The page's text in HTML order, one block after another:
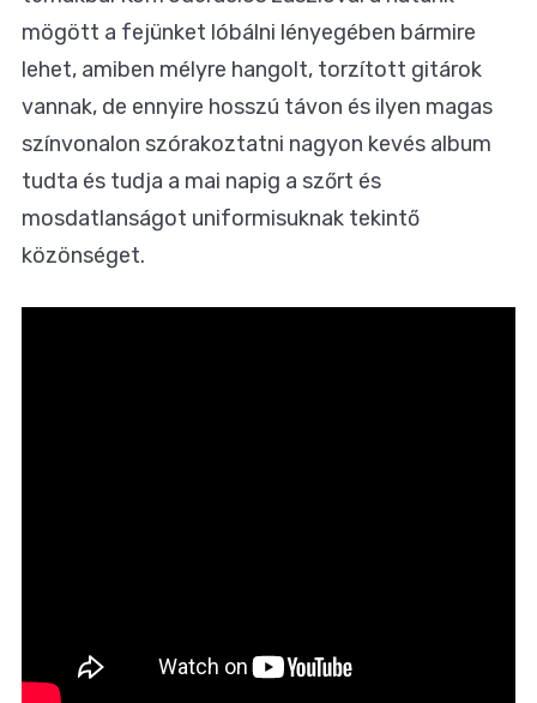
mögött a fejünket lóbálni lényegében bármire
lehet, amiben mélyre hangolt, torzított gitárok
vannak, de ennyire hosszú távon és ilyen magas
színvonalon szórakoztatni nagyon kevés album
tudta és tudja a mai napig a szőrt és
mosdatlanságot uniformisuknak tekintő
közönséget.